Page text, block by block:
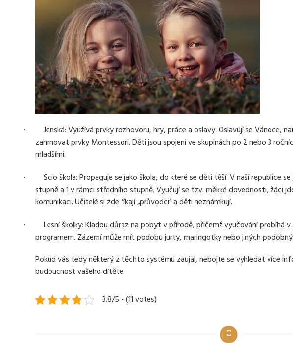
·
Jenská: Využívá prvky rozhovoru, hry, práce a oslavy. Oslavují se Vánoce,
zahrnovat prvky Montessori. Děti jsou spojeni ve skupinách po 2 nebo 3
mladšími.
·
Scio škola: Propaguje se jako škola, do které se děti těší. V naší republice
stupně a 1 v rámci středního stupně. Vyučují se tzv. měkké dovednosti, žáci
komunikaci. Učitelé si zde říkají „průvodci“ a děti neznámkují.
·
Lesní školky: Kladou důraz na pobyt v přírodě, přičemž vyučování probíhá
programem. Zázemí může mít podobu jurty, maringotky nebo jiných
Pokud vás tedy některý z těchto systému zaujal, nebojte se vyhledat více
budoucnost vašeho dítěte.
3.8/5 - (11 votes)